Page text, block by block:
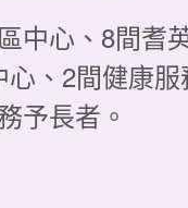
中心、8間耆
、2間健康
予長者。